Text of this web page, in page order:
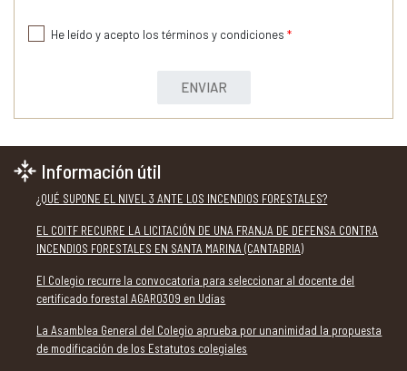
He leído y acepto los términos y condiciones *
ENVIAR
Información útil
¿QUÉ SUPONE EL NIVEL 3 ANTE LOS INCENDIOS FORESTALES?
EL COITF RECURRE LA LICITACIÓN DE UNA FRANJA DE DEFENSA CONTRA
INCENDIOS FORESTALES EN SANTA MARINA (CANTABRIA)
El Colegio recurre la convocatoria para seleccionar al docente del
certificado forestal AGAR0309 en Udías
La Asamblea General del Colegio aprueba por unanimidad la propuesta
de modificación de los Estatutos colegiales